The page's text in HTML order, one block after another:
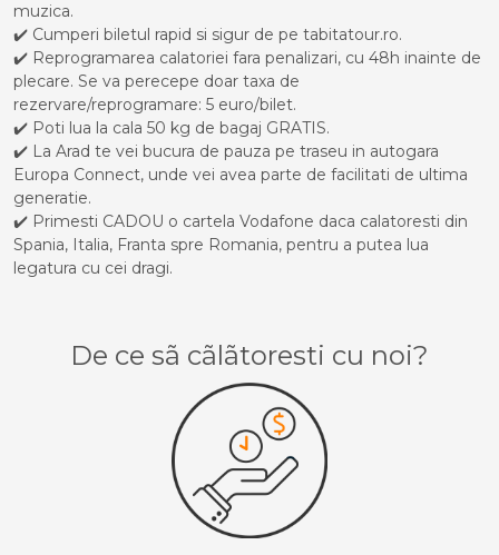
muzica.
✔️ Cumperi biletul rapid si sigur de pe tabitatour.ro.
✔️ Reprogramarea calatoriei fara penalizari, cu 48h inainte de
plecare. Se va perecepe doar taxa de
rezervare/reprogramare: 5 euro/bilet.
✔️ Poti lua la cala 50 kg de bagaj GRATIS.
✔️ La Arad te vei bucura de pauza pe traseu in autogara
Europa Connect, unde vei avea parte de facilitati de ultima
generatie.
✔️ Primesti CADOU o cartela Vodafone daca calatoresti din
Spania, Italia, Franta spre Romania, pentru a putea lua
legatura cu cei dragi.
De ce sã cãlãtoresti cu noi?